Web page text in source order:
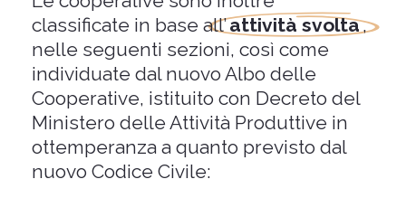
classificate in base all’attività svolta,
nelle seguenti sezioni, così come
individuate dal nuovo Albo delle
Cooperative, istituito con Decreto del
Ministero delle Attività Produttive in
ottemperanza a quanto previsto dal
nuovo Codice Civile: